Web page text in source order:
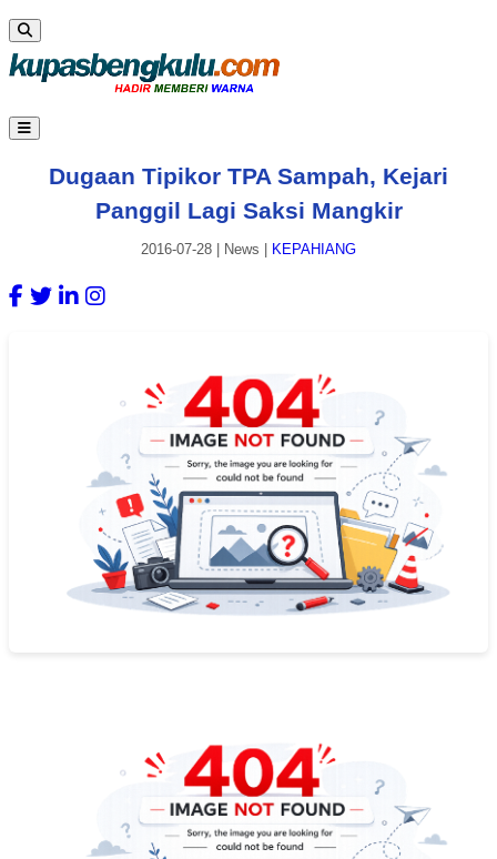
Dugaan Tipikor TPA Sampah, Kejari
Panggil Lagi Saksi Mangkir
2016-07-28 News KEPAHIANG